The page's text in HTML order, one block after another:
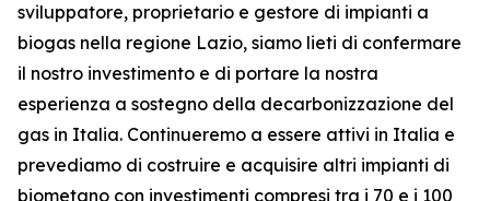
sviluppatore, proprietario e gestore di impianti a
biogas nella regione Lazio, siamo lieti di confermare
il nostro investimento e di portare la nostra
esperienza a sostegno della decarbonizzazione del
gas in Italia. Continueremo a essere attivi in Italia e
prevediamo di costruire e acquisire altri impianti di
biometano con investimenti compresi tra i 70 e i 100